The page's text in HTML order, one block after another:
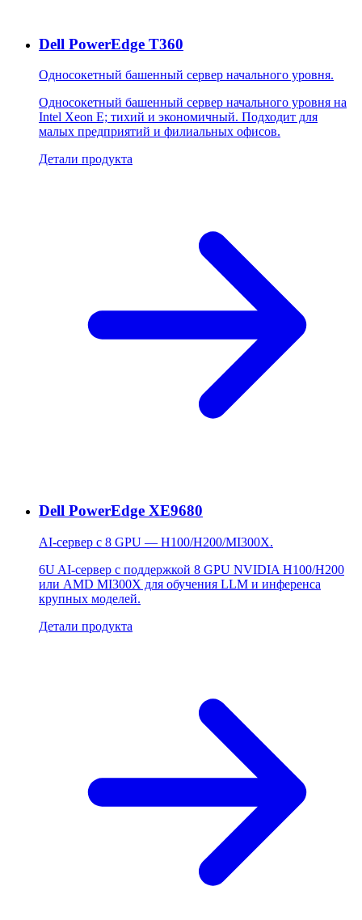
Dell PowerEdge T360
Односокетный башенный сервер начального уровня.
Односокетный башенный сервер начального уровня на
Intel Xeon E; тихий и экономичный. Подходит для
малых предприятий и филиальных офисов.
Детали продукта
Dell PowerEdge XE9680
AI-сервер с 8 GPU — H100/H200/MI300X.
6U AI-сервер с поддержкой 8 GPU NVIDIA H100/H200
или AMD MI300X для обучения LLM и инференса
крупных моделей.
Детали продукта